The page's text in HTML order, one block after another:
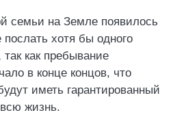
семьи на Земле появилось
хотя бы одного
как пребывание
в конце концов, что
иметь гарантированный
жизнь.